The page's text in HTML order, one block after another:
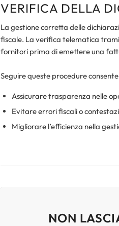
VERIFICA DELLA
La gestione corretta delle
fiscale. La verifica telematica
fornitori prima di emettere una
Seguire queste procedure
Assicurare trasparenza nelle
Evitare errori fiscali o
Migliorare l’efficienza nella
NON